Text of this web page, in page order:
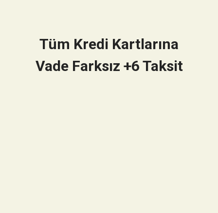
Tüm Kredi Kartlarına
Vade Farksız +6 Taksit